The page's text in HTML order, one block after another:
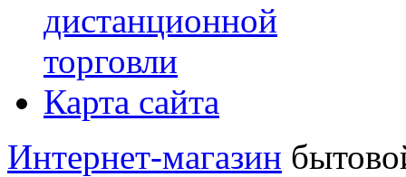
дистанционной
торговли
Карта сайта
Интернет-магазин